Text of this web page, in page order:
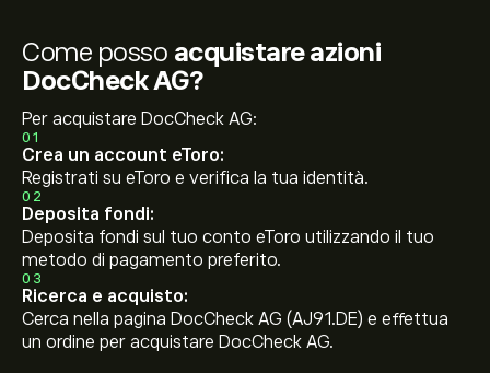
Come posso acquistare azioni
DocCheck AG?
Per acquistare DocCheck AG:
01
Crea un account eToro:
Registrati su eToro e verifica la tua identità.
02
Deposita fondi:
Deposita fondi sul tuo conto eToro utilizzando il tuo
metodo di pagamento preferito.
03
Ricerca e acquisto:
Cerca nella pagina DocCheck AG (AJ91.DE) e effettua
un ordine per acquistare DocCheck AG.